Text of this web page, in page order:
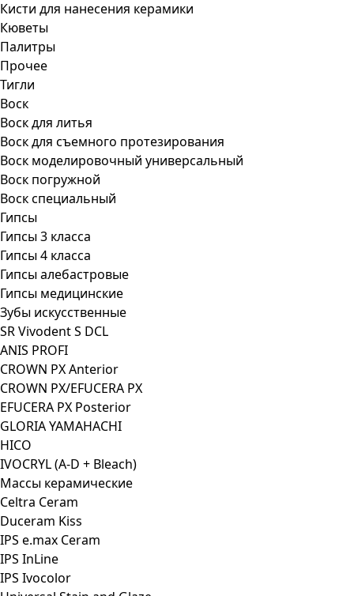
Кисти для нанесения керамики
Кюветы
Палитры
Прочее
Тигли
Воск
Воск для литья
Воск для съемного протезирования
Воск моделировочный универсальный
Воск погружной
Воск специальный
Гипсы
Гипсы 3 класса
Гипсы 4 класса
Гипсы алебастровые
Гипсы медицинские
Зубы искусственные
SR Vivodent S DCL
ANIS PROFI
CROWN PX Anterior
CROWN PX/EFUCERA PX
EFUCERA PX Posterior
GLORIA YAMAHACHI
HICO
IVOCRYL (A-D + Bleach)
Массы керамические
Celtra Ceram
Duceram Kiss
IPS e.max Ceram
IPS InLine
IPS Ivocolor